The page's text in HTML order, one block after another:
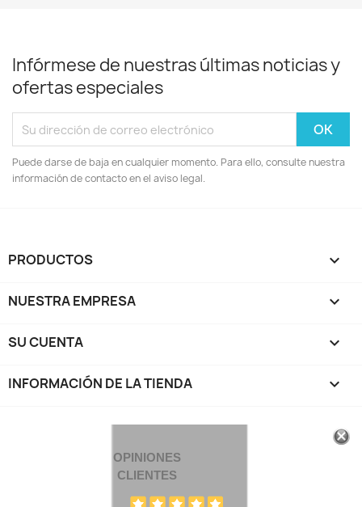
Infórmese de nuestras últimas noticias y
ofertas especiales
Puede darse de baja en cualquier momento. Para ello, consulte nuestra
información de contacto en el aviso legal.
PRODUCTOS 
NUESTRA EMPRESA 
SU CUENTA 
INFORMACIÓN DE LA TIENDA keyboard_arrow_down
OPINIONES
CLIENTES